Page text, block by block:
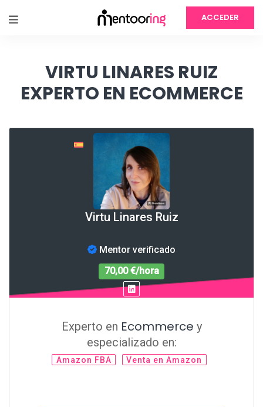
ACCEDER
VIRTU LINARES RUIZ
EXPERTO EN ECOMMERCE
Virtu Linares Ruiz
Mentor verificado
70,00 €/hora
Experto en Ecommerce y
especializado en:
Amazon FBA Venta en Amazon